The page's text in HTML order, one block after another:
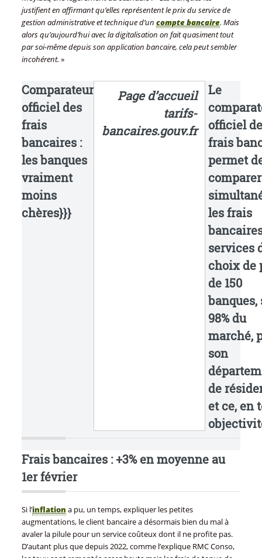
justifient en affirmant qu’elles représentent le prix du service de
gestion administrative et technique d’un compte bancaire. Mais
alors qu’aujourd’hui avec la digitalisation on fait quasiment tout
par soi-même depuis son application bancaire, cela peut sembler
incohérent. »
Comparateur
officiel des
frais
bancaires :
les banques
vraiment
moins
chères}}}
Page d’accueil
tarifs-
bancaires.gouv.fr
Le
officiel
frais
permet
comparer
les frais
services
choix de
de 150
banques,
98% du
marché,
son
de
et ce, en
Frais bancaires : +3% en moyenne au
1er février
Si l’inflation a pu, un temps, expliquer les petites
augmentations, le client bancaire a désormais bien du mal à
avaler la pilule pour un service coûteux dont il ne profite pas.
D’autant plus que depuis 2022, comme l’explique RMC Conso,